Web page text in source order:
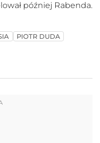
później Rabenda.
PIOTR DUDA